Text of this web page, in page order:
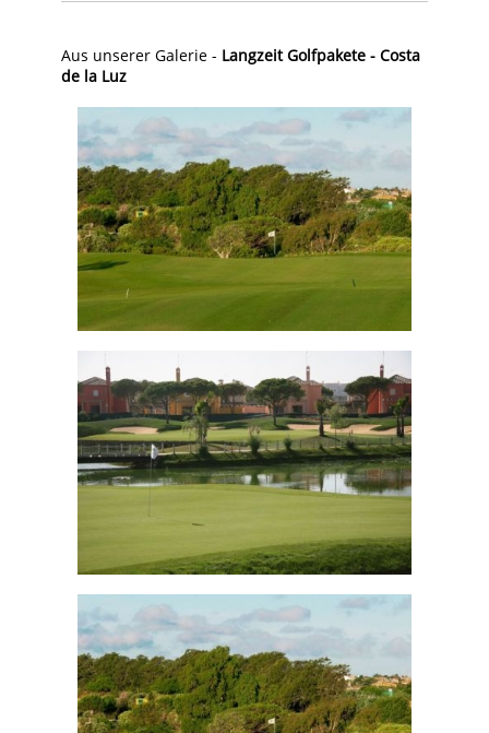
Aus unserer Galerie - Langzeit Golfpakete - Costa
de la Luz